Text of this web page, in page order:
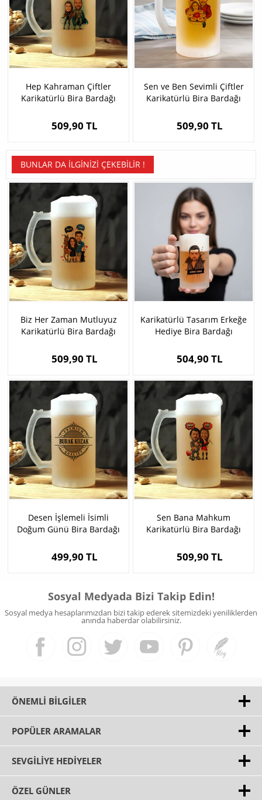
Hep Kahraman Çiftler
Karikatürlü Bira Bardağı
509,90 TL
Sen ve Ben Sevimli Çiftler
Karikatürlü Bira Bardağı
509,90 TL
BUNLAR DA İLGINIZI ÇEKEBILIR !
Biz Her Zaman Mutluyuz
Karikatürlü Bira Bardağı
509,90 TL
Karikatürlü Tasarım Erkeğe
Hediye Bira Bardağı
504,90 TL
Desen İşlemeli İsimli
Doğum Günü Bira Bardağı
499,90 TL
Sen Bana Mahkum
Karikatürlü Bira Bardağı
509,90 TL
Sosyal Medyada Bizi Takip Edin!
Sosyal medya hesaplarımızdan bizi takip ederek sitemizdeki yeniliklerden
anında haberdar olabilirsiniz.
ÖNEMLI BILGILER
POPÜLER ARAMALAR
SEVGILIYE HEDIYELER
ÖZEL GÜNLER